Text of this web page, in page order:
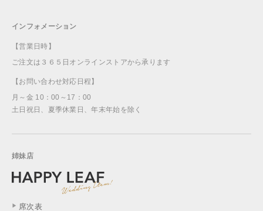
インフォメーション
【営業日時】
ご注文は３６５日オンラインストアから承ります
【お問い合わせ対応日程】
月～金 10：00～17：00
土日祝日、夏季休業日、年末年始を除く
姉妹店
席次表